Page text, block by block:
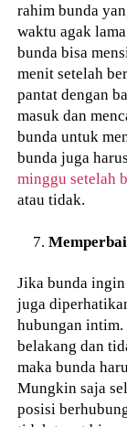
rahim bunda
waktu agak
bunda bisa
menit setelah
pantat dengan
masuk dan
bunda untuk
bunda juga
minggu setelah
atau tidak.
Jika bunda
juga
hubungan intim.
belakang dan
maka bunda
Mungkin saja
posisi